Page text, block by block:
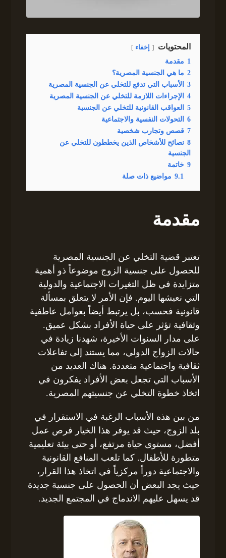
المحتويات إخفاء
1 مقدمة
2 ما هي الجنسية المصرية؟
3
الأسباب التي تدفع للتخلي عن الجنسية المصرية
4
الإجراءات اللازمة للتخلي عن الجنسية المصرية
5
العواقب القانونية للتخلي عن الجنسية
6
التحولات النفسية والاجتماعية
7 قصص وتجارب شخصية
8 نصائح للأشخاص الذين يخططون للتخلي عن
الجنسية
9 خاتمة
9.1 مواضيع ذات صلة
مقدمة
تعتبر قضية التخلي عن الجنسية المصرية
للحصول على جنسية الزوج موضوعاً ذو أهمية
متزايدة في ظل التغيرات الاجتماعية والدولية
التي نعيشها اليوم. فإن الأمر لا يتعلق بمسألة
قانونية فحسب، بل يرتبط أيضاً بعوامل عاطفية
وثقافية تؤثر على حياة الأفراد بشكل عميق.
على مدار السنوات الأخيرة، شهدنا زيادة في
حالات الزواج الدولي، مما يستند إلى تفاعلات
ثقافية واجتماعية متعددة. هناك العديد من
الأسباب التي تجعل بعض الأفراد يفكرون في
اتخاذ خطوة التخلي عن جنسيتهم المصرية.
من بين هذه الأسباب الرغبة في الاستقرار في
بلد الزوج، حيث قد يوفر هذا الخيار فرص عمل
أفضل، مستوى حياة مرتفع، أو حتى بيئة تعليمية
متطورة للأطفال. كما تلعب المنافع القانونية
والاجتماعية دوراً مركزياً في اتخاذ هذا القرار،
حيث يجد البعض أن الحصول على جنسية جديدة
قد يسهل عليهم الاندماج في المجتمع الجديد.